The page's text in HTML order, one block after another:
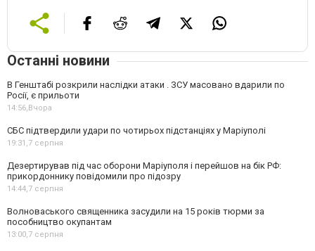
Останні новини
В Генштабі розкрили наслідки атаки . ЗСУ масовано вдарили по
Росії, є прильоти
14:56,Вчора
СБС підтвердили удари по чотирьох підстанціях у Маріуполі
19:31,7 серпня
Дезертирував під час оборони Маріуполя і перейшов на бік РФ:
прикордоннику повідомили про підозру
14:44,7 серпня
Волноваського священника засудили на 15 років тюрми за
пособництво окупантам
13:00,7 серпня